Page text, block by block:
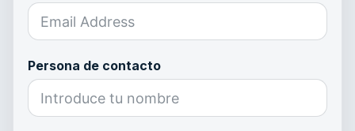
Persona de contacto